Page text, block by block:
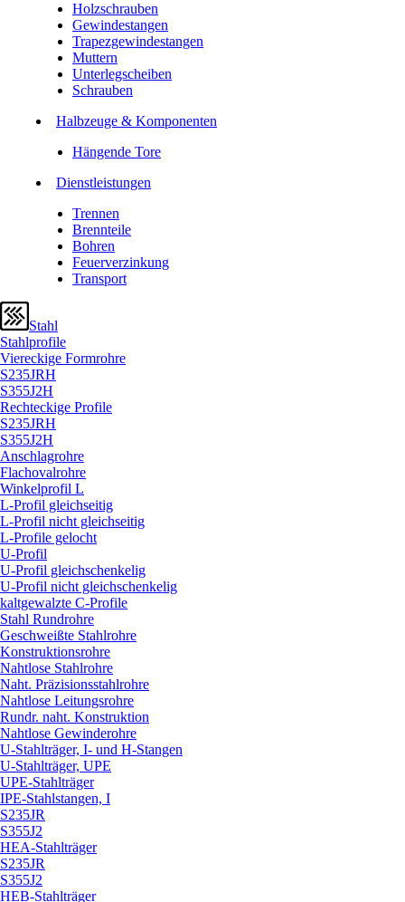
Holzschrauben
Gewindestangen
Trapezgewindestangen
Muttern
Unterlegscheiben
Schrauben
Halbzeuge & Komponenten
Hängende Tore
Dienstleistungen
Trennen
Brennteile
Bohren
Feuerverzinkung
Transport
Stahl
Stahlprofile
Viereckige Formrohre
S235JRH
S355J2H
Rechteckige Profile
S235JRH
S355J2H
Anschlagrohre
Flachovalrohre
Winkelprofil L
L-Profil gleichseitig
L-Profil nicht gleichseitig
L-Profile gelocht
U-Profil
U-Profil gleichschenkelig
U-Profil nicht gleichschenkelig
kaltgewalzte C-Profile
Stahl Rundrohre
Geschweißte Stahlrohre
Konstruktionsrohre
Nahtlose Stahlrohre
Naht. Präzisionsstahlrohre
Nahtlose Leitungsrohre
Rundr. naht. Konstruktion
Nahtlose Gewinderohre
U-Stahlträger, I- und H-Stangen
U-Stahlträger, UPE
UPE-Stahlträger
IPE-Stahlstangen, I
S235JR
S355J2
HEA-Stahlträger
S235JR
S355J2
HEB-Stahlträger